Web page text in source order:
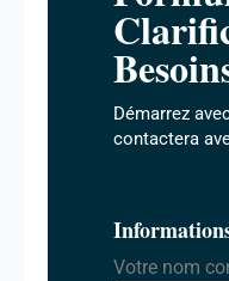
Démarrez
contactera
Votre nom